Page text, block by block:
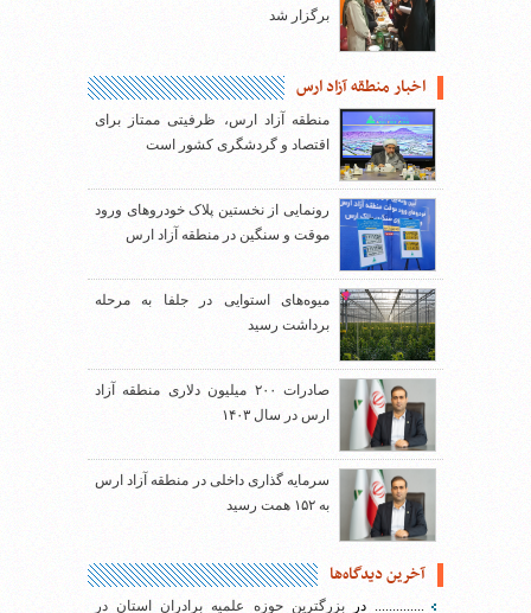
برگزار شد
اخبار منطقه آزاد ارس
منطقه آزاد ارس، ظرفیتی ممتاز برای
اقتصاد و گردشگری کشور است
رونمایی از نخستین پلاک خودروهای ورود
موقت و سنگین در منطقه آزاد ارس
میوه‌های استوایی در جلفا به مرحله
برداشت رسید
صادرات ۲۰۰ میلیون دلاری منطقه آزاد
ارس در سال ۱۴۰۳
سرمایه گذاری داخلی در منطقه آزاد ارس
به ۱۵۲ همت رسید
آخرین دیدگاه‌ها
..............دربزرگترین حوزه علمیه برادران استان در